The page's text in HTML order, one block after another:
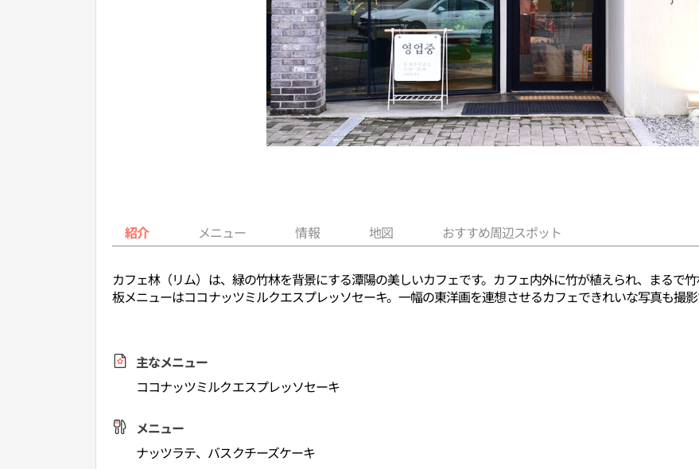
紹介 メニュー 情報 地図 おすすめ周辺スポット
カフェ林（リム）は、緑の竹林を背景にする潭陽の美しいカフェです。カフェ内外に竹が植えられ、まるで
板メニューはココナッツミルクエスプレッソセーキ。一幅の東洋画を連想させるカフェできれいな写真も撮影
主なメニュー
ココナッツミルクエスプレッソセーキ
メニュー
ナッツラテ、バスクチーズケーキ